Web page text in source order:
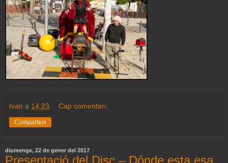
Ivan a 14:23 Cap comentari:
Comparteix
diumenge, 22 de gener del 2017
Presentació del Disc – Dónde esta esa